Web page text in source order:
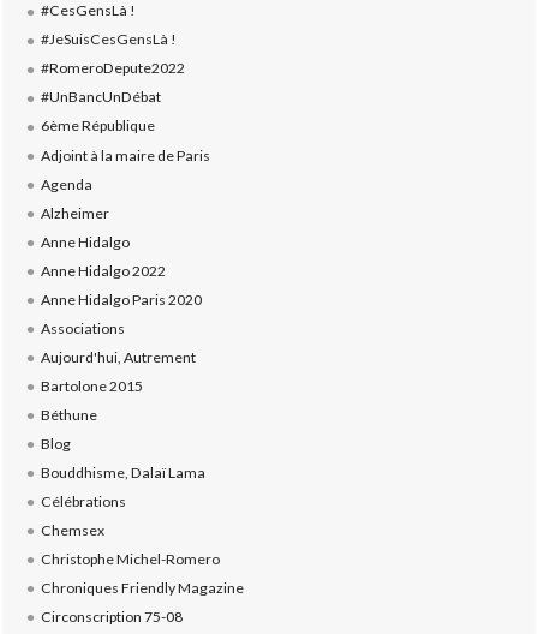
#CesGensLà !
#JeSuisCesGensLà !
#RomeroDepute2022
#UnBancUnDébat
6ème République
Adjoint à la maire de Paris
Agenda
Alzheimer
Anne Hidalgo
Anne Hidalgo 2022
Anne Hidalgo Paris 2020
Associations
Aujourd'hui, Autrement
Bartolone 2015
Béthune
Blog
Bouddhisme, Dalaï Lama
Célébrations
Chemsex
Christophe Michel-Romero
Chroniques Friendly Magazine
Circonscription 75-08